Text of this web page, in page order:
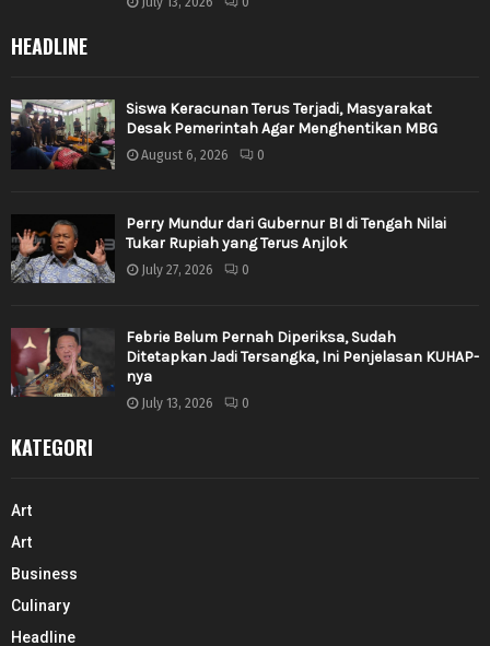
HEADLINE
Siswa Keracunan Terus Terjadi, Masyarakat
Desak Pemerintah Agar Menghentikan MBG
August 6, 2026 0
Perry Mundur dari Gubernur BI di Tengah Nilai
Tukar Rupiah yang Terus Anjlok
July 27, 2026 0
Febrie Belum Pernah Diperiksa, Sudah
Ditetapkan Jadi Tersangka, Ini Penjelasan KUHAP-
nya
July 13, 2026 0
KATEGORI
Art
Art
Business
Culinary
Headline